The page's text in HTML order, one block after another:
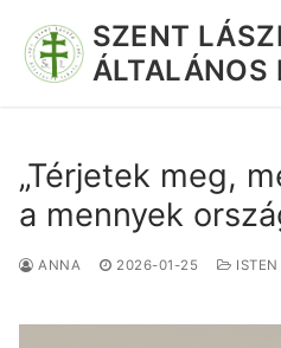
SZENT
ÁLTALÁNOS
„Térjetek meg,
a mennyek
ANNA 2026-01-25 ISTEN